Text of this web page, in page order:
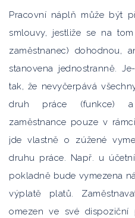
Pracovní náplň může být
smlouvy, jestliže se na
zaměstnanec) dohodnou,
stanovena jednostranně.
tak, že nevyčerpává
druh práce (funkce) a
zaměstnance pouze v
jde vlastně o zúžené
druhu práce. Např. u
pokladně bude vymezena
výplatě platů.
omezen ve své dispoziční